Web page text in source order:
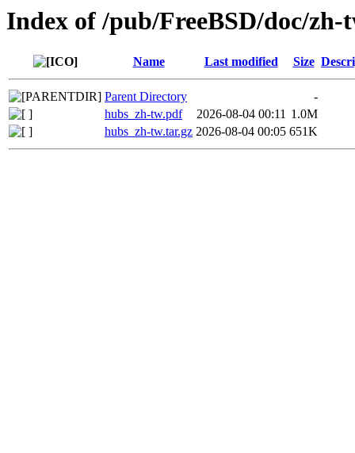
Index of /pub/FreeBSD/doc/zh-
Name Last modified Size
Parent Directory
-
hubs_zh-tw.pdf
2026-08-04 00:11 1.0M
hubs_zh-tw.tar.gz 2026-08-04 00:05 651K